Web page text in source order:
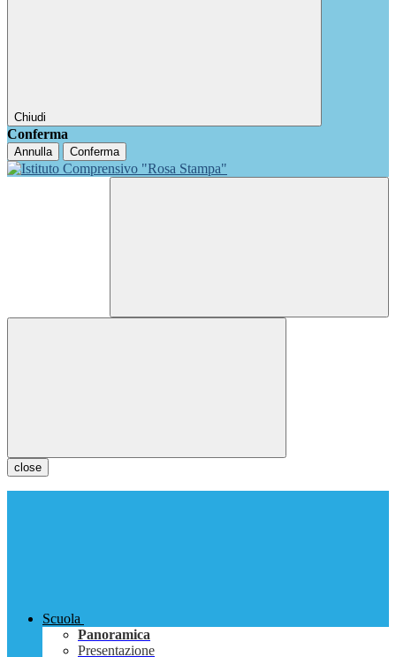
Chiudi
Conferma
Annulla Conferma
close
Scuola
Panoramica
Presentazione